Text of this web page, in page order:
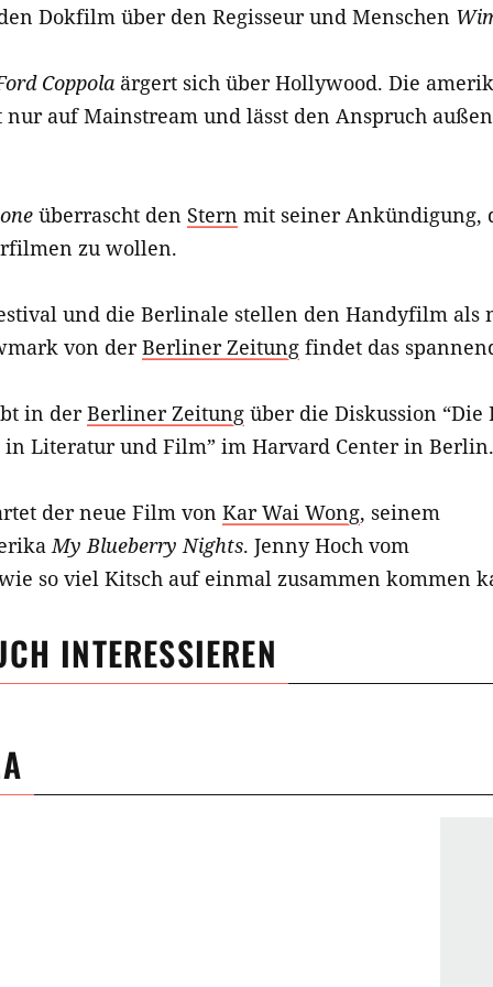
Dokfilm über den Regisseur und Menschen
Coppolaärgert sich über Hollywood. Die
auf Mainstream und lässt den Anspruch
überrascht den Stern mit seiner Ankündigung,
zu wollen.
und die Berlinale stellen den Handyfilm als
von derBerliner Zeitung findet das
in derBerliner Zeitung über die Diskussion “Die
Literatur und Film” im Harvard Center in Berlin.
der neue Film von Kar Wai Wong, seinem
My Blueberry Nights. Jenny Hoch vom
so viel Kitsch auf einmal zusammen kommen
INTERESSIEREN